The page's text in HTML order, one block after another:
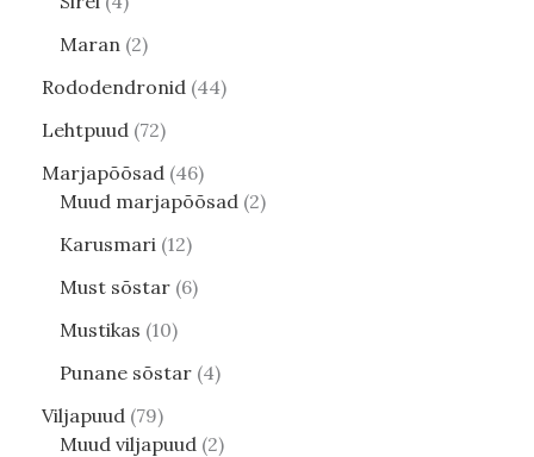
Maran 2
Rododendronid 44
Lehtpuud 72
Marjapõõsad 46
Muud marjapõõsad 2
Karusmari 12
Must sõstar 6
Mustikas 10
Punane sõstar 4
Viljapuud 79
Muud viljapuud 2